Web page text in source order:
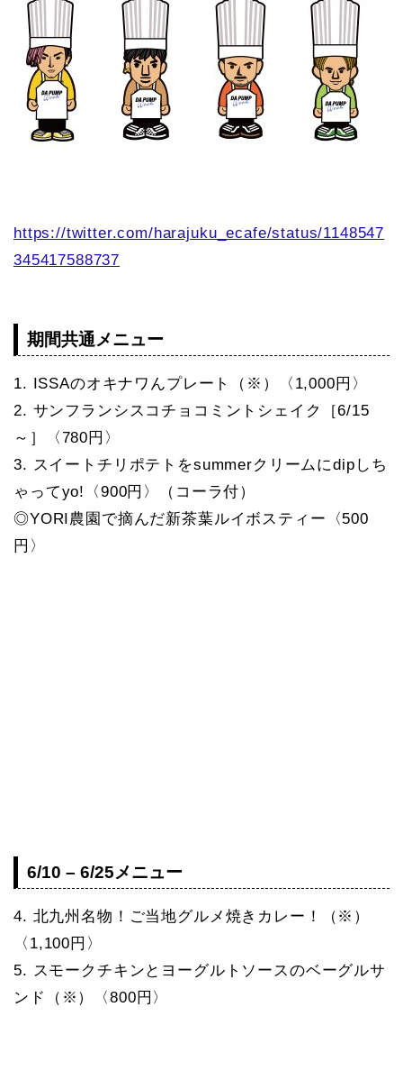
https://twitter.com/harajuku_ecafe/status/1148547
345417588737
期間共通メニュー
1. ISSAのオキナワんプレート（※）〈1,000円〉
2. サンフランシスコチョコミントシェイク［6/15
～］〈780円〉
3. スイートチリポテトをsummerクリームにdipしち
ゃってyo!〈900円〉（コーラ付）
◎YORI農園で摘んだ新茶葉ルイボスティー〈500
円〉
6/10 – 6/25メニュー
4. 北九州名物！ご当地グルメ焼きカレー！（※）
〈1,100円〉
5. スモークチキンとヨーグルトソースのベーグルサ
ンド（※）〈800円〉